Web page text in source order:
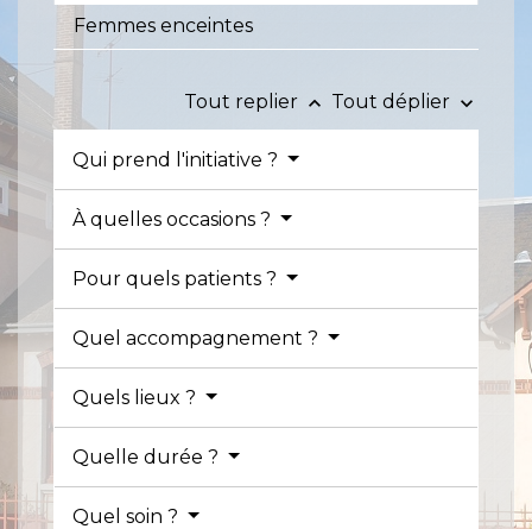
Femmes enceintes
Tout replier keyboard_arrow_up Tout déplier keyboard_arrow_down
Qui prend l'initiative ?
À quelles occasions ?
Pour quels patients ?
Quel accompagnement ?
Quels lieux ?
Quelle durée ?
Quel soin ?